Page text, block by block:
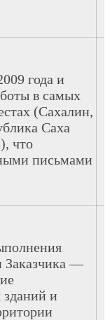
года и
в самых
(Сахалин,
Саха
что
письмами
Заказчика —
зданий и